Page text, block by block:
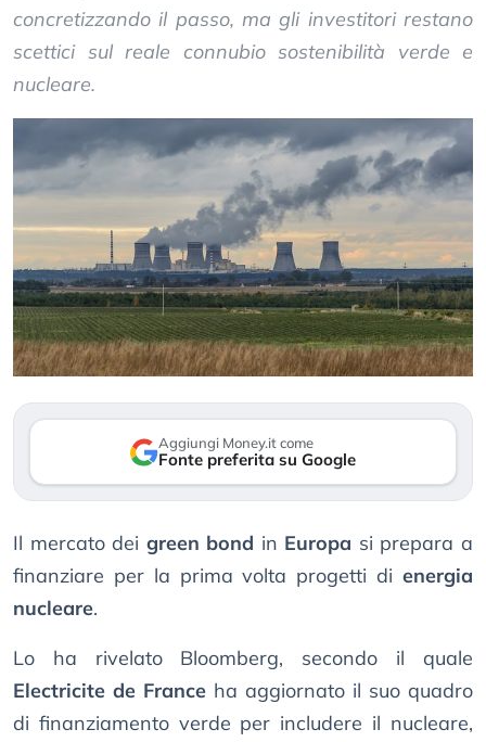
concretizzando il passo, ma gli investitori restano
scettici sul reale connubio sostenibilità verde e
nucleare.
Aggiungi Money.it come
Fonte preferita su Google
Il mercato dei green bond in Europa si prepara a
finanziare per la prima volta progetti di energia
nucleare.
Lo ha rivelato Bloomberg, secondo il quale
Electricite de France ha aggiornato il suo quadro
di finanziamento verde per includere il nucleare,